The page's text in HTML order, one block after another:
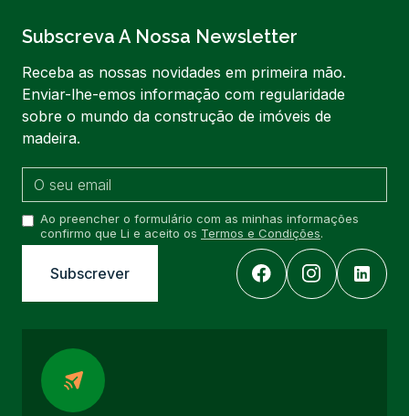
Subscreva A Nossa Newsletter
Receba as nossas novidades em primeira mão.
Enviar-lhe-emos informação com regularidade
sobre o mundo da construção de imóveis de
madeira.
Ao preencher o formulário com as minhas informações
confirmo que Li e aceito os Termos e Condições.